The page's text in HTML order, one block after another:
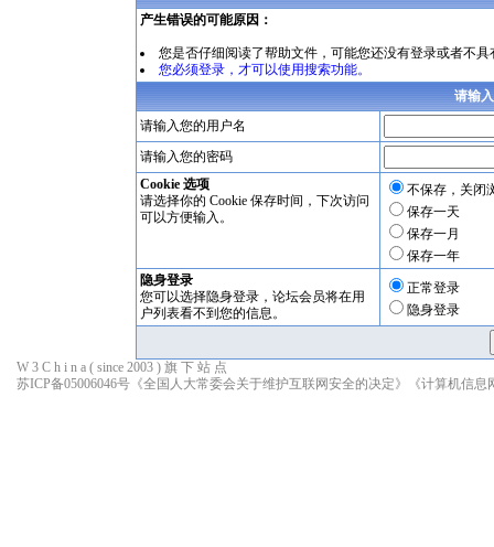
产生错误的可能原因：
您是否仔细阅读了帮助文件，可能您还没有登录或者不
您必须登录，才可以使用搜索功能。
请输
请输入您的用户名
请输入您的密码
Cookie 选项
请选择你的 Cookie 保存时间，下次访问
可以方便输入。
不保存，关闭
保存一天
保存一月
保存一年
隐身登录
您可以选择隐身登录，论坛会员将在用
户列表看不到您的信息。
正常登录
隐身登录
W 3 C h i n a ( since 2003 ) 旗 下 站 点
苏ICP备05006046号 《全国人大常委会关于维护互联网安全的决定》 《计算机信